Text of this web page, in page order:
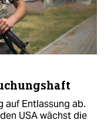
auf Entlassung ab.
USA wächst die